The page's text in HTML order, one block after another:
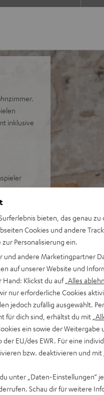
inklusive
Pro-
mit
für
bieten, das genau
Cookies und andere
Personalisierung ein.
und andere Marketingpartner
auf unserer Website und
Hand: Klickst du auf „Alles
nur erforderliche Cookies
jedoch zufällig ausgewählt.
für dich sind, erhältst du mit
ein sowie der
EU/des EWR. Für eine
bzw. deaktivieren und mit
unter „Daten-Einstellungen“
Schau dir für weitere